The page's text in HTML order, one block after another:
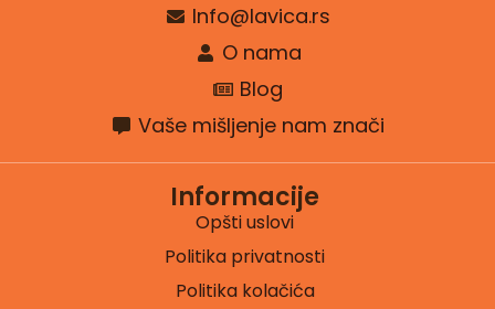
Info@lavica.rs
O nama
Blog
Vaše mišljenje nam znači
Informacije
Opšti uslovi
Politika privatnosti
Politika kolačića